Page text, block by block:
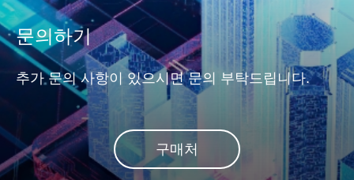
문의하기
추가 문의 사항이 있으시면 문의 부탁드립니다.
구매처